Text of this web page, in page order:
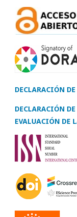
DECLARACIÓN
DECLARACIÓN
EVALUACIÓN DE